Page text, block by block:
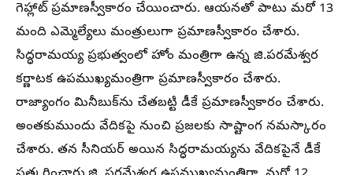
గెహ్లాట్‌ ప్రమాణస్వీకారం చేయించారు. ఆయనతో పాటు మరో 13
మంది ఎమ్మెల్యేలు మంత్రులుగా ప్రమాణస్వీకారం చేశారు.
సిద్ధరామయ్య ప్రభుత్వంలో హోం మంత్రిగా ఉన్న జి.పరమేశ్వర
కర్ణాటక ఉపముఖ్యమంత్రిగా ప్రమాణస్వీకారం చేశారు.
రాజ్యాంగం మినీబుక్‌ను చేతబట్టి డీకే ప్రమాణస్వీకారం చేశారు.
అంతకుముందు వేదికపై నుంచి ప్రజలకు సాష్టాంగ నమస్కారం
చేశారు. తన సీనియర్‌ అయిన సిద్ధరామయ్యను వేదికపైనే డీకే